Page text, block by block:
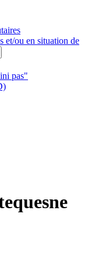
et/ou en situation de
pas"